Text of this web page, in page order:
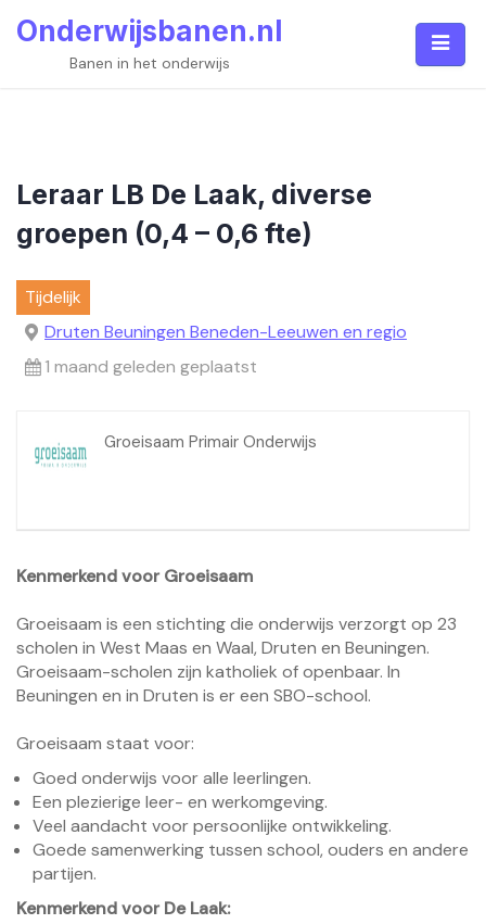
Onderwijsbanen.nl
Banen in het onderwijs
Leraar LB De Laak, diverse
groepen (0,4 – 0,6 fte)
Tijdelijk
Druten Beuningen Beneden-Leeuwen en regio
1 maand geleden geplaatst
Groeisaam Primair Onderwijs
Kenmerkend voor Groeisaam
Groeisaam is een stichting die onderwijs verzorgt op 23
scholen in West Maas en Waal, Druten en Beuningen.
Groeisaam-scholen zijn katholiek of openbaar. In
Beuningen en in Druten is er een SBO-school.
Groeisaam staat voor:
Goed onderwijs voor alle leerlingen.
Een plezierige leer- en werkomgeving.
Veel aandacht voor persoonlijke ontwikkeling.
Goede samenwerking tussen school, ouders en andere
partijen.
Kenmerkend voor De Laak: